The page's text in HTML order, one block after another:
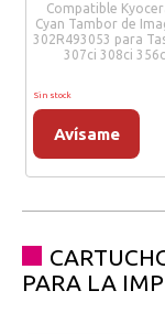
Compatible
Cyan Tambor de
302R493053 para
307ci 308ci
Sin stock
Avísame
PARA LA